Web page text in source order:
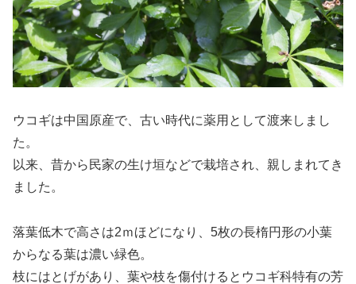
ウコギは中国原産で、古い時代に薬用として渡来しまし
た。
以来、昔から民家の生け垣などで栽培され、親しまれてき
ました。
落葉低木で高さは2ｍほどになり、5枚の長楕円形の小葉
からなる葉は濃い緑色。
枝にはとげがあり、葉や枝を傷付けるとウコギ科特有の芳